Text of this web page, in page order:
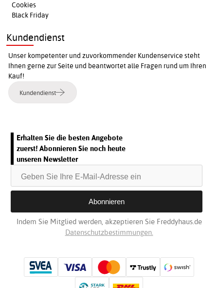
Cookies
Black Friday
Kundendienst
Unser kompetenter und zuvorkommender Kundenservice steht
Ihnen gerne zur Seite und beantwortet alle Fragen rund um Ihren
Kauf!
Kundendienst
Erhalten Sie die besten Angebote
zuerst! Abonnieren Sie noch heute
unseren Newsletter
Indem Sie Mitglied werden, akzeptieren Sie Freddyhaus.de
Datenschutzbestimmungen.